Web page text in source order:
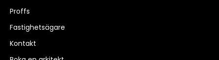
Proffs
Fastighetsägare
Kontakt